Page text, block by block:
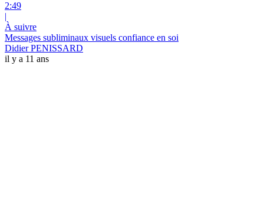
2:49
|
À suivre
Messages subliminaux visuels confiance en soi
Didier PENISSARD
il y a 11 ans